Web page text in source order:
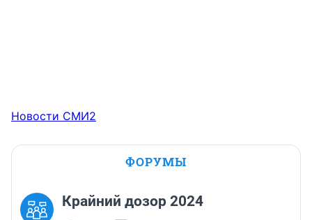
Новости СМИ2
ФОРУМЫ
Крайний дозор 2024